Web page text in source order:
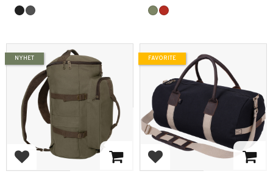
Add to favorites
NYHET
Add to favorites
FAVORITE